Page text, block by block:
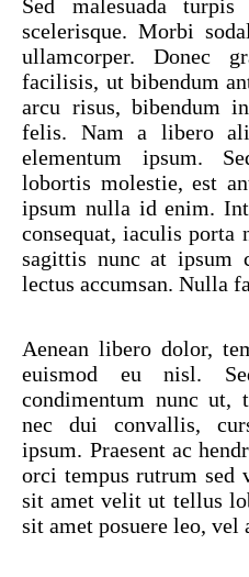
Sed malesuada
scelerisque. Morbi
ullamcorper. Donec
facilisis, ut bibendum
arcu risus, bibendum
felis. Nam a libero
elementum ipsum.
lobortis molestie, est
ipsum nulla id enim.
consequat, iaculis porta
sagittis nunc at ipsum
lectus accumsan. Nulla
Aenean libero dolor,
euismod eu nisl.
condimentum nunc ut,
nec dui convallis,
ipsum. Praesent ac
orci tempus rutrum sed
sit amet velit ut tellus
sit amet posuere leo, vel